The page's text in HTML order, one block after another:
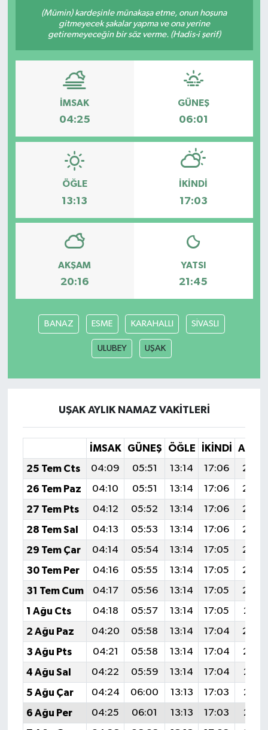
(Mümin) kardeşinle münakaşa etme, onun hoşuna
gitmeyecek şakalar yapma ve ona yerine
getiremeyeceğin bir söz verme. (Hadis-i şerif)
İMSAK
04:25
GÜNEŞ
06:01
ÖĞLE
13:13
İKINDI
17:03
AKŞAM
20:16
YATSI
21:45
BANAZ ESME KARAHALLI SİVASLI
ULUBEY UŞAK
UŞAK AYLIK NAMAZ VAKITLERI
İMSAK GÜNEŞ ÖĞLE İKINDI
25 Tem Cts
04:09 05:51 13:14 17:06
26 Tem Paz
04:10 05:51 13:14 17:06
27 Tem Pts
04:12 05:52 13:14 17:06
28 Tem Sal
04:13 05:53 13:14 17:06
29 Tem Çar
04:14 05:54 13:14 17:05
30 Tem Per
04:16 05:55 13:14 17:05
31 Tem Cum
04:17 05:56 13:14 17:05
1 Ağu Cts
04:18 05:57 13:14 17:05
20:21
2 Ağu Paz
04:20 05:58 13:14 17:04
3 Ağu Pts
04:21 05:58 13:14 17:04
4 Ağu Sal
04:22 05:59 13:14 17:04
20:18
5 Ağu Çar
04:24 06:00 13:13 17:03
20:17
6 Ağu Per
04:25 06:01 13:13 17:03
20:16